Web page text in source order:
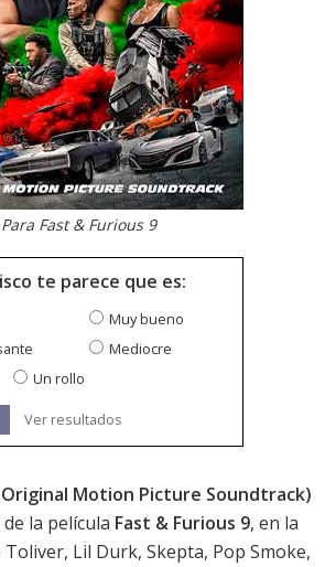
Para Fast & Furious 9
te parece que es:
Muy bueno
Mediocre
Un rollo
Ver resultados
Motion Picture Soundtrack)
la película Fast & Furious 9, en la
Lil Durk, Skepta, Pop Smoke,